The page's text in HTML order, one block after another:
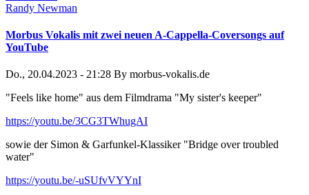
Randy Newman
Morbus Vokalis mit zwei neuen A-Cappella-Coversongs auf
YouTube
Do., 20.04.2023 - 21:28 By morbus-vokalis.de
"Feels like home" aus dem Filmdrama "My sister's keeper"
https://youtu.be/3CG3TWhugAI
sowie der Simon & Garfunkel-Klassiker "Bridge over troubled
water"
https://youtu.be/-uSUfvVYYnI